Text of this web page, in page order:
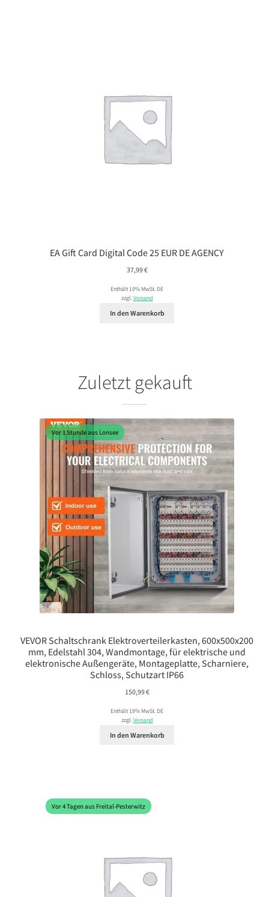
EA Gift Card Digital Code 25 EUR DE AGENCY
37,99€
Enthält 19% MwSt. DE
zzgl.Versand
In den Warenkorb
Zuletzt gekauft
Vor 1 Stunde aus Lonsee
VEVOR Schaltschrank Elektroverteilerkasten, 600x500x200
mm, Edelstahl 304, Wandmontage, für elektrische und
elektronische Außengeräte, Montageplatte, Scharniere,
Schloss, Schutzart IP66
150,99€
Enthält 19% MwSt. DE
zzgl.Versand
In den Warenkorb
Vor 4 Tagen aus Freital-Pesterwitz